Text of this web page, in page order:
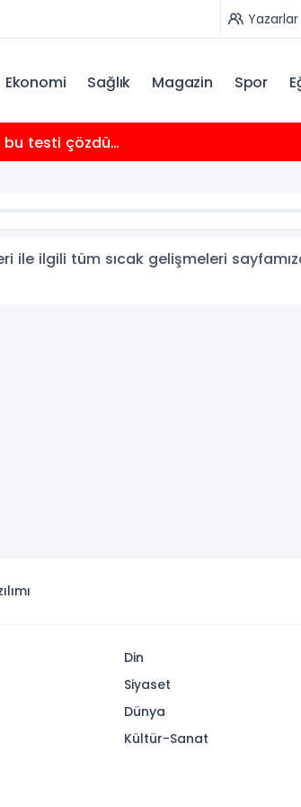
Yazarlar
Ekonomi Sağlık Magazin Spor
bu testi çözdü…
ile ilgili tüm sıcak gelişmeleri
Din
Siyaset
Dünya
Kültür-Sanat